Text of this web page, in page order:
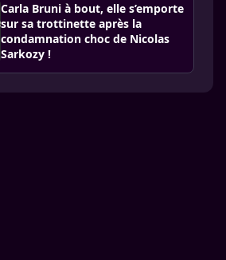
Carla Bruni à bout, elle s’emporte
sur sa trottinette après la
condamnation choc de Nicolas
Sarkozy !